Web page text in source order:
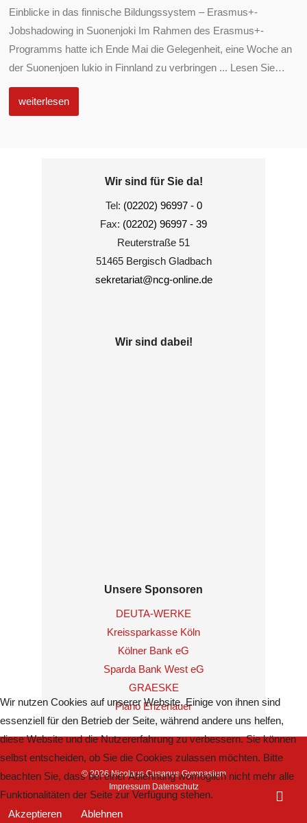
Einblicke in das finnische Bildungssystem – Erasmus+-
Jobshadowing in Suonenjoki Im Rahmen des Erasmus+-
Programms hatte ich Ende Mai die Gelegenheit, eine Woche an
der Suonenjoen lukio in Finnland zu verbringen ... Lesen Sie…
weiterlesen
Wir sind für Sie da!
Tel: (02202) 96997 - 0
Fax: (02202) 96997 - 39
Reuterstraße 51
51465 Bergisch Gladbach
sekretariat@ncg-online.de
Wir sind dabei!
Unsere Sponsoren
DEUTA-WERKE
Kreissparkasse Köln
Kölner Bank eG
Sparda Bank West eG
GRAESKE
Piano Enzenauer
© 2026 Nicolaus Cusanus Gymnasium
Impressum Datenschutz
Wir nutzen Cookies auf unserer Website. Einige von ihnen sind
essenziell für den Betrieb der Seite, während andere uns helfen,
diese Website und die Nutzererfahrung zu verbessern. Sie können
selbst entscheiden, ob Sie die Cookies zulassen möchten. Bitte
beachten Sie, dass bei einer Ablehnung womöglich nicht mehr alle
Funktionalitäten der Seite zur Verfügung stehen.
Akzeptieren
Ablehnen